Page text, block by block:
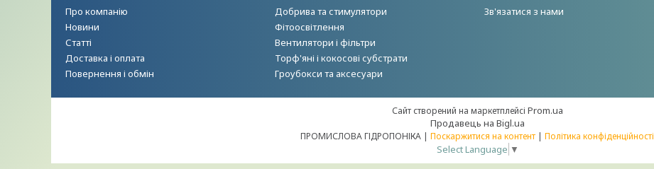
Про компанію
Новини
Статті
Доставка і оплата
Повернення і обмін
Добрива та стимулятори
Фітоосвітлення
Вентилятори і фільтри
Торф'яні і кокосові субстрати
Гроубокси та аксесуари
Зв'язатися з нами
Сайт створений на маркетплейсі Prom.ua
Продавець на Bigl.ua
ПРОМИСЛОВА ГІДРОПОНІКА | Поскаржитися на контент | Політика конфіденційності
Select Language ▼